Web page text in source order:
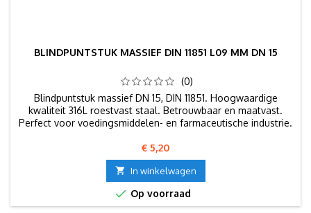
BLINDPUNTSTUK MASSIEF DIN 11851 L09 MM DN 15
(0)
Blindpuntstuk massief DN 15, DIN 11851. Hoogwaardige
kwaliteit 316L roestvast staal. Betrouwbaar en maatvast.
Perfect voor voedingsmiddelen- en farmaceutische industrie.
Prijs
€ 5,20
 In winkelwagen
 Op voorraad